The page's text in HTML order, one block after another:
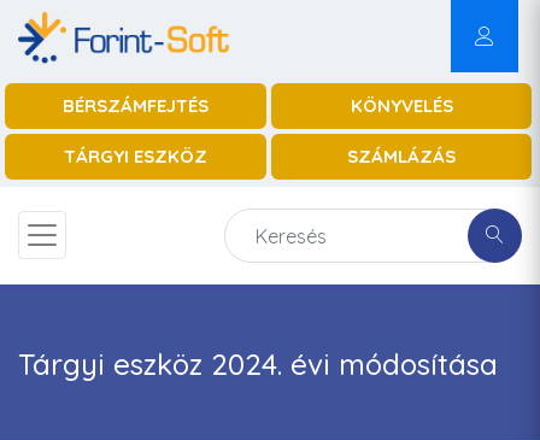
BÉRSZÁMFEJTÉS KÖNYVELÉS
TÁRGYI ESZKÖZ SZÁMLÁZÁS
Tárgyi eszköz 2024. évi módosítása